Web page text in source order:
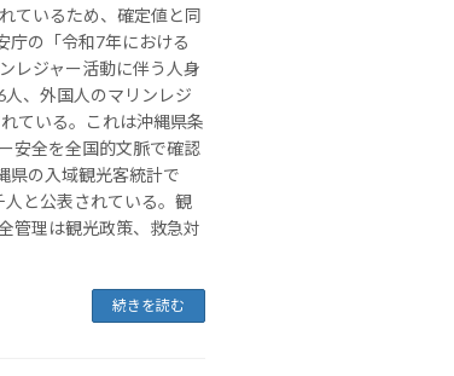
ているため、確定値と同
庁の「令和7年における
レジャー活動に伴う人身
、外国人のマリンレジ
ている。これは沖縄県条
安全を全国的文脈で確認
県の入域観光客統計で
と公表されている。観
管理は観光政策、救急対
続きを読む